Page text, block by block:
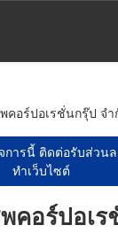
คอร์ปอเรชั่นกรุ๊ป จำ
การนี้ ติดต่อรับส่วนล
ทำเว็บไซต์
คอร์ปอเ